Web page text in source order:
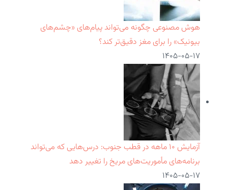
هوش مصنوعی چگونه می‌تواند پیام‌های «چشم‌های
بیونیک» را برای مغز دقیق‌تر کند؟
۱۴۰۵-۰۵-۱۷
آزمایش ۱۰ ماهه در قطب جنوب: درس‌هایی که می‌تواند
برنامه‌های مأموریت‌های مریخ را تغییر دهد
۱۴۰۵-۰۵-۱۷